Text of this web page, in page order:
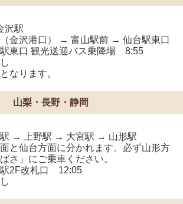
沢駅
金沢港口） → 富山駅前 → 仙台駅東口
駅東口 観光送迎バス乗降場 8:55
なります。
山梨・長野・静岡
駅 → 上野駅 → 大宮駅 → 山形駅
と仙台方面に分かれます。必ず山形方
さ」にご乗車ください。
駅2F改札口 12:05